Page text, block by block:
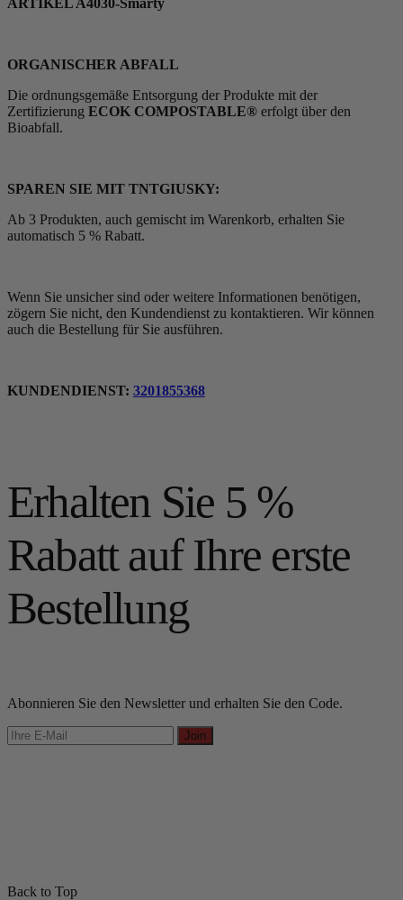
ARTIKEL A4030-Smarty
ORGANISCHER ABFALL
Die ordnungsgemäße Entsorgung der Produkte mit der
Zertifizierung ECOK COMPOSTABLE® erfolgt über den
Bioabfall.
SPAREN SIE MIT TNTGIUSKY:
Ab 3 Produkten, auch gemischt im Warenkorb, erhalten Sie
automatisch 5 % Rabatt.
Wenn Sie unsicher sind oder weitere Informationen benötigen,
zögern Sie nicht, den Kundendienst zu kontaktieren. Wir können
auch die Bestellung für Sie ausführen.
KUNDENDIENST: 3201855368
Erhalten Sie 5 %
Rabatt auf Ihre erste
Bestellung
Abonnieren Sie den Newsletter und erhalten Sie den Code.
Join
Back to Top